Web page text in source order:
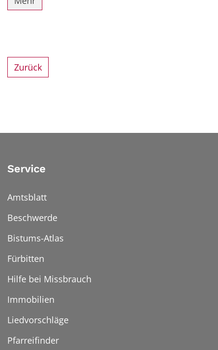
Zurück
Service
Amtsblatt
Beschwerde
Bistums-Atlas
Fürbitten
Hilfe bei Missbrauch
Immobilien
Liedvorschläge
Pfarreifinder